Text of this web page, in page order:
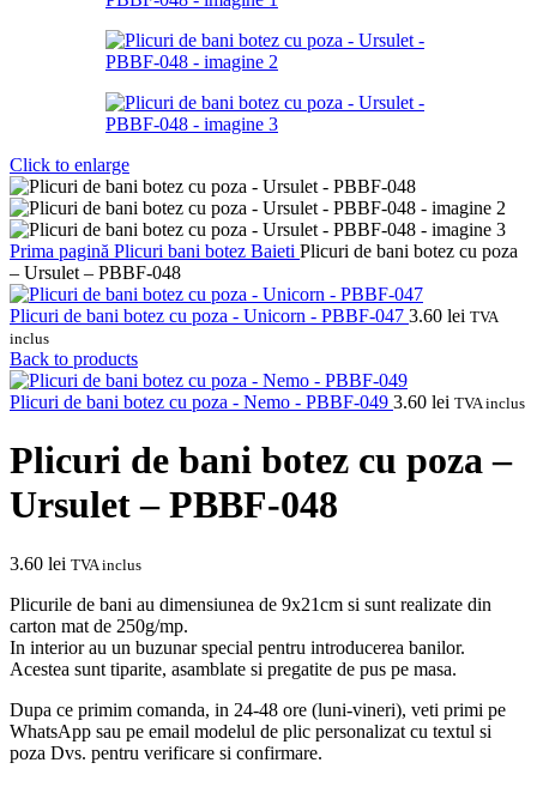
Click to enlarge
Prima pagină Plicuri bani botez Baieti Plicuri de bani botez cu poza
– Ursulet – PBBF-048
Plicuri de bani botez cu poza - Unicorn - PBBF-047 3.60 lei TVA
inclus
Back to products
Plicuri de bani botez cu poza - Nemo - PBBF-049 3.60 lei TVA inclus
Plicuri de bani botez cu poza –
Ursulet – PBBF-048
3.60 lei TVA inclus
Plicurile de bani au dimensiunea de 9x21cm si sunt realizate din
carton mat de 250g/mp.
In interior au un buzunar special pentru introducerea banilor.
Acestea sunt tiparite, asamblate si pregatite de pus pe masa.
Dupa ce primim comanda, in 24-48 ore (luni-vineri), veti primi pe
WhatsApp sau pe email modelul de plic personalizat cu textul si
poza Dvs. pentru verificare si confirmare.